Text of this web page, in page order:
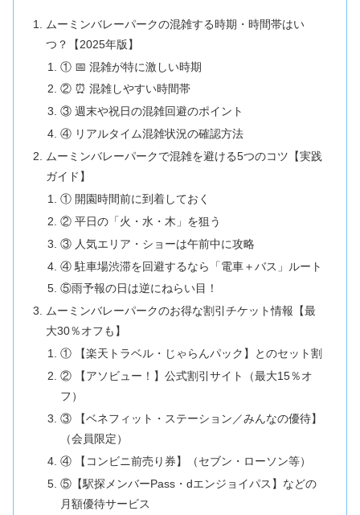
ムーミンバレーパークの混雑する時期・時間帯はい
つ？【2025年版】
① 📅 混雑が特に激しい時期
② ⏰ 混雑しやすい時間帯
③ 週末や祝日の混雑回避のポイント
④ リアルタイム混雑状況の確認方法
ムーミンバレーパークで混雑を避ける5つのコツ【実践
ガイド】
① 開園時間前に到着しておく
② 平日の「火・水・木」を狙う
③ 人気エリア・ショーは午前中に攻略
④ 駐車場渋滞を回避するなら「電車＋バス」ルート
⑤雨予報の日は逆にねらい目！
ムーミンバレーパークのお得な割引チケット情報【最
大30％オフも】
① 【楽天トラベル・じゃらんパック】とのセット割
② 【アソビュー！】公式割引サイト（最大15％オ
フ）
③ 【ベネフィット・ステーション／みんなの優待】
（会員限定）
④ 【コンビニ前売り券】（セブン・ローソン等）
⑤【駅探メンバーPass・dエンジョイパス】などの
月額優待サービス